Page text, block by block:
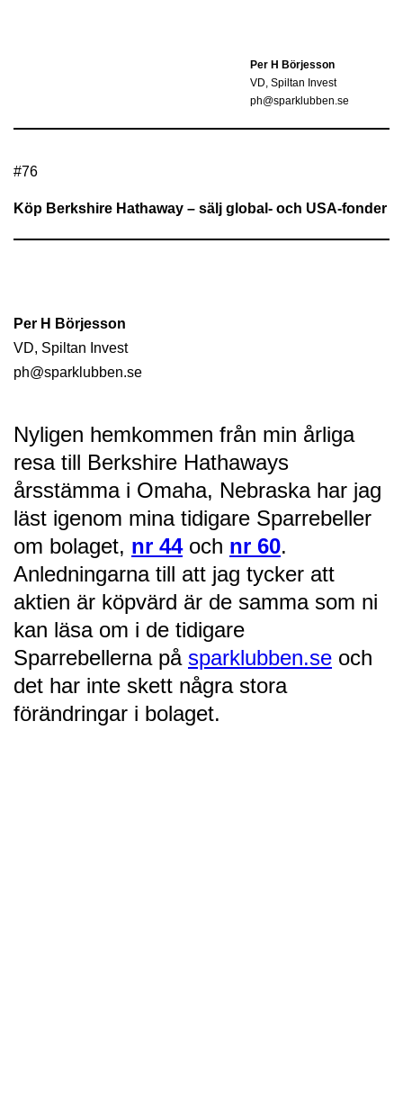
Per H Börjesson
VD, Spiltan Invest
ph@sparklubben.se
#76
Köp Berkshire Hathaway – sälj global- och USA-fonder
Per H Börjesson
VD, Spiltan Invest
ph@sparklubben.se
Nyligen hemkommen från min årliga
resa till Berkshire Hathaways
årsstämma i Omaha, Nebraska har jag
läst igenom mina tidigare Sparrebeller
om bolaget, nr 44och nr 60.
Anledningarna till att jag tycker att
aktien är köpvärd är de samma som ni
kan läsa om i de tidigare
Sparrebellerna på sparklubben.se och
det har inte skett några stora
förändringar i bolaget.